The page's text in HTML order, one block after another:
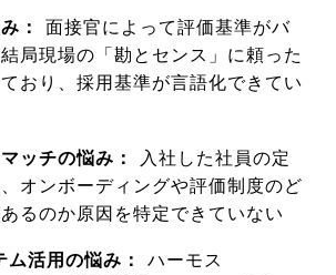
：
面接官によって評価基準がバ
局現場の「勘とセンス」に頼った
おり、採用基準が言語化できてい
ッチの悩み：
入社した社員の定
オンボーディングや評価制度のど
るのか原因を特定できていない
ム活用の悩み：
ハーモス